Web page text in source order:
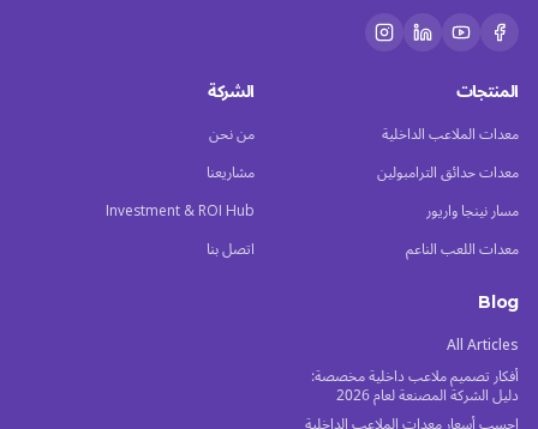
المنتجات
معدات الملاعب الداخلية
معدات حدائق الترامبولين
مسار نينجا واريور
معدات اللعب الناعم
الشركة
من نحن
مشاريعنا
Investment & ROI Hub
اتصل بنا
Blog
All Articles
أفكار تصميم ملاعب داخلية مخصصة:
دليل الشركة المصنعة لعام 2026